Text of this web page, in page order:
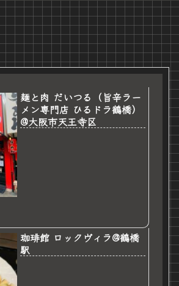
麺と肉 だいつる（旨辛ラー
メン専門店 ひるドラ鶴橋）
@大阪市天王寺区
珈琲館 ロックヴィラ@鶴橋
駅